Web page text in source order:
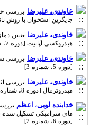
خاوندی، علیرضا
جایگزین استخوان با روش نانونفوذ
خاوندی، علیرضا تعیین
هیدروکسی آپاتیت‌ [دوره 7، شماره 2]
خاوندی، علیرضا بررسی
[دوره 5، شماره 3]
خاوندی، علیرضا بررسی اثر
هیدروترمال [دوره 8، شماره 3]
خدابنده لویی، اعظم بررسی
[دوره 6، شماره 2]